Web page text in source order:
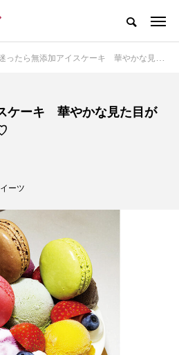
ったら無添加アイスケーキ 華やかな見た目が記念日を盛り上げる♡
ケーキ 華やかな見た目が
ーツ